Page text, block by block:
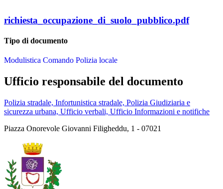
richiesta_occupazione_di_suolo_pubblico.pdf
Tipo di documento
Modulistica Comando Polizia locale
Ufficio responsabile del documento
Polizia stradale, Infortunistica stradale, Polizia Giudiziaria e
sicurezza urbana, Ufficio verbali, Ufficio Informazioni e notifiche
Piazza Onorevole Giovanni Filigheddu, 1 - 07021